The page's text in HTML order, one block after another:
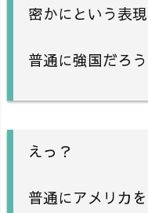
密かにという表
普通に強国だろう
えっ？
普通にアメリカ